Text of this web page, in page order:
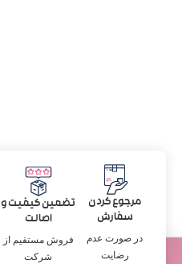
مرجوع کردن
سفارش
در صورت عدم
رضایت
تضمین کیفیت و
اصالت
فروش مستقیم از
شرکت